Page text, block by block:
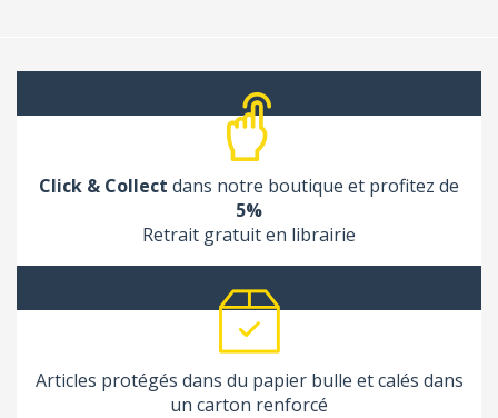
Click & Collect dans notre boutique et profitez de
5%
Retrait gratuit en librairie
Articles protégés dans du papier bulle et calés dans
un carton renforcé